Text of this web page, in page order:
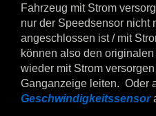
Fahrzeug mit Strom
nur der Speedsensor nicht
angeschlossen ist / mit
können also den
wieder mit Strom
Ganganzeige leiten. Oder
Geschwindigkeitssensor